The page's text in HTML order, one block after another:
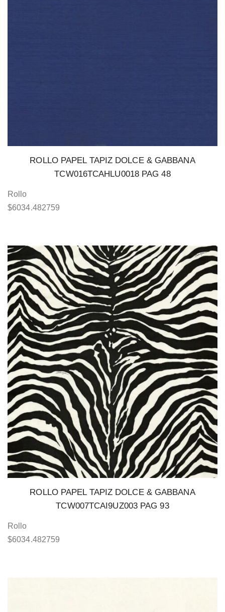
ROLLO PAPEL TAPIZ DOLCE & GABBANA
TCW016TCAHLU0018 PAG 48
Rollo
$6034.482759
ROLLO PAPEL TAPIZ DOLCE & GABBANA
TCW007TCAI9UZ003 PAG 93
Rollo
$6034.482759